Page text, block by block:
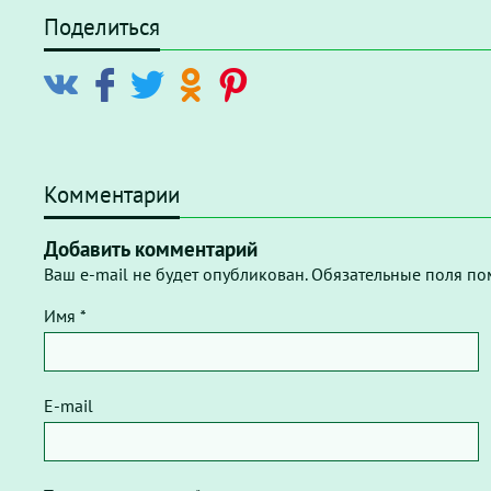
Поделиться
Комментарии
Добавить комментарий
Ваш e-mail не будет опубликован. Обязательные поля
Имя *
E-mail